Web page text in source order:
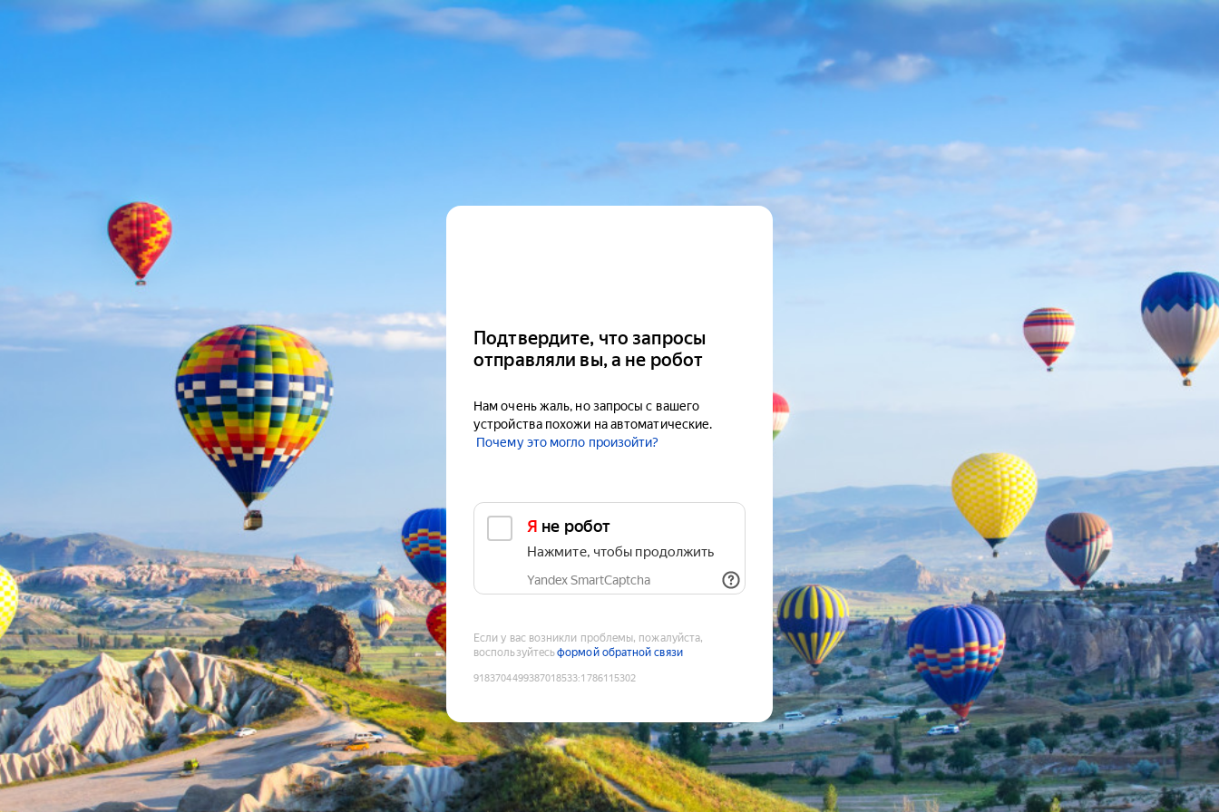
Подтвердите, что запросы
отправляли вы, а не робот
Нам очень жаль, но запросы с вашего
устройства похожи на автоматические.
Почему это могло произойти?
Я не робот
Нажмите, чтобы продолжить
Yandex SmartCaptcha
Если у вас возникли проблемы, пожалуйста,
воспользуйтесьформой обратной связи
9183704499387018533:1786115302